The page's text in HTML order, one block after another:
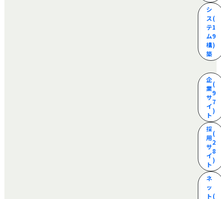
シ
ス
テ
ム
構
築
(
1
9
)
企
業
サ
イ
ト
(
9
7
)
採
用
サ
イ
ト
(
2
8
)
ネ
ッ
ト(